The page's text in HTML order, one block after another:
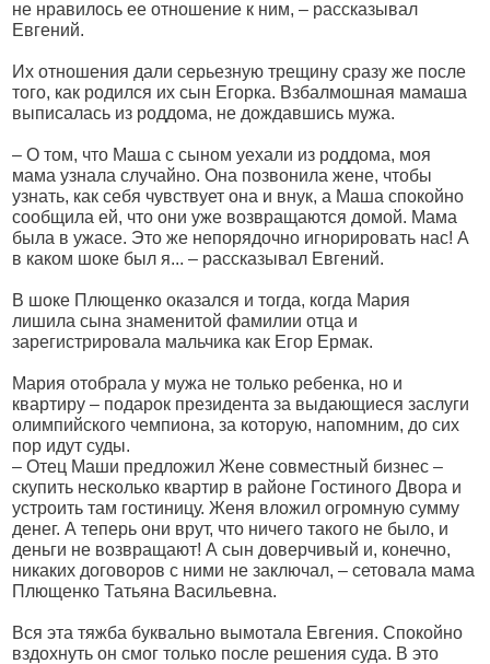
не нравилось ее отношение к ним, – рассказывал
Евгений.
Их отношения дали серьезную трещину сразу же после
того, как родился их сын Егорка. Взбалмошная мамаша
выписалась из роддома, не дождавшись мужа.
– О том, что Маша с сыном уехали из роддома, моя
мама узнала случайно. Она позвонила жене, чтобы
узнать, как себя чувствует она и внук, а Маша спокойно
сообщила ей, что они уже возвращаются домой. Мама
была в ужасе. Это же непорядочно игнорировать нас! А
в каком шоке был я... – рассказывал Евгений.
В шоке Плющенко оказался и тогда, когда Мария
лишила сына знаменитой фамилии отца и
зарегистрировала мальчика как Егор Ермак.
Мария отобрала у мужа не только ребенка, но и
квартиру – подарок президента за выдающиеся заслуги
олимпийского чемпиона, за которую, напомним, до сих
пор идут суды.
– Отец Маши предложил Жене совместный бизнес –
скупить несколько квартир в районе Гостиного Двора и
устроить там гостиницу. Женя вложил огромную сумму
денег. А теперь они врут, что ничего такого не было, и
деньги не возвращают! А сын доверчивый и, конечно,
никаких договоров с ними не заключал, – сетовала мама
Плющенко Татьяна Васильевна.
Вся эта тяжба буквально вымотала Евгения. Спокойно
вздохнуть он смог только после решения суда. В это